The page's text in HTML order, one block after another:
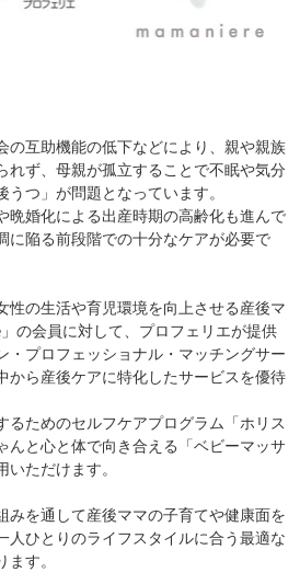
の互助機能の低下などにより、親や親族
れず、母親が孤立することで不眠や気分
つ」が問題となっています。
晩婚化による出産時期の高齢化も進んで
に陥る前段階での十分なケアが必要で
性の生活や育児環境を向上させる産後マ
」の会員に対して、プロフェリエが提供
・プロフェッショナル・マッチングサー
から産後ケアに特化したサービスを優待
るためのセルフケアプログラム「ホリス
んと心と体で向き合える「ベビーマッサ
いただけます。
みを通して産後ママの子育てや健康面を
人ひとりのライフスタイルに合う最適な
す。